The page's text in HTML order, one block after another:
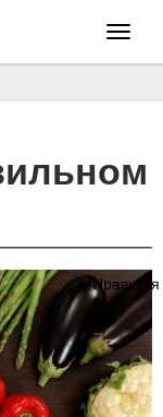
Нравится
12